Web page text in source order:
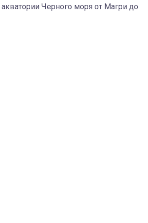
Черного моря от Магри до